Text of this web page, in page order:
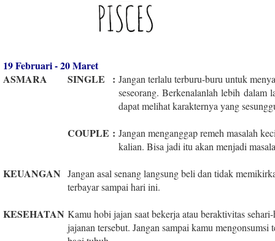
19 Februari - 20 Maret
ASMARA
SINGLE : Jangan terlalu terburu-buru untuk
seseorang. Berkenalanlah lebih dalam
dapat melihat karakternya yang
COUPLE : Jangan menganggap remeh masalah
kalian. Bisa jadi itu akan menjadi
KEUANGAN Jangan asal senang langsung beli dan tidak
terbayar sampai hari ini.
KESEHATAN Kamu hobi jajan saat bekerja atau beraktivitas
jajanan tersebut. Jangan sampai kamu